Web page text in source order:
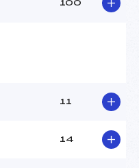
100
11
14